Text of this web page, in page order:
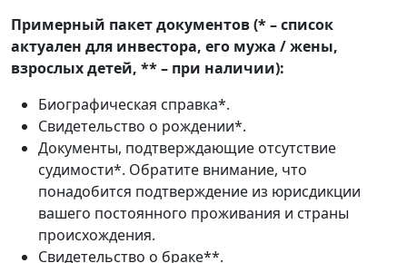
Примерный пакет документов (* – список
актуален для инвестора, его мужа / жены,
взрослых детей, ** – при наличии):
Биографическая справка*.
Свидетельство о рождении*.
Документы, подтверждающие отсутствие
судимости*. Обратите внимание, что
понадобится подтверждение из юрисдикции
вашего постоянного проживания и страны
происхождения.
Свидетельство о браке**.